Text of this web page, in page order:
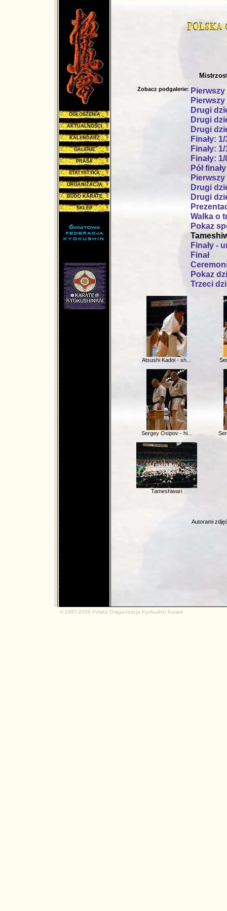
OGŁOSZENIA
AKTUALNOŚCI
KALENDARZ
GALERIE
PRASA
STATYSTYKA
ORGANIZACJA
BUDO KARATE
SKLEP
Zobacz podgalerie: Pierwszy
Drugi
Drugi
Drugi
Finały: 1/
Finały: 1/
Finały: 1/
Pół finały
Drugi
Drugi
Walka o
Pokaz
Finały -
Finał
Pokaz
Trzeci
Atsushi Kadoi - sh...
Sergey Osipov - hi...
Tameshiwari
Autorami
© 1997-2026 Polska Oraganizacja Kyokushin Karate